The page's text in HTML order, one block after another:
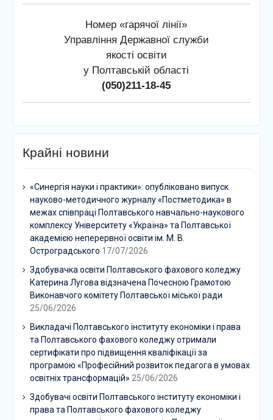
Номер «гарячої лінії»
Управління Державної служби
якості освіти
у Полтавській області
(050)211-18-45
Крайні новини
«Синергія науки і практики»: опубліковано випуск
науково-методичного журналу «Постметодика» в
межах співпраці Полтавського навчально-наукового
комплексу Університету «Україна» та Полтавської
академією неперервної освіти ім. М. В.
Остроградського 17/07/2026
Здобувачка освіти Полтавського фахового коледжу
Катерина Лугова відзначена Почесною Грамотою
Виконавчого комітету Полтавської міської ради
25/06/2026
Викладачі Полтавського інституту економіки і права
та Полтавського фахового коледжу отримали
сертифікати про підвищення кваліфікації за
програмою «Професійний розвиток педагога в умовах
освітніх трансформацій» 25/06/2026
Здобувачі освіти Полтавського інституту економіки і
права та Полтавського фахового коледжу